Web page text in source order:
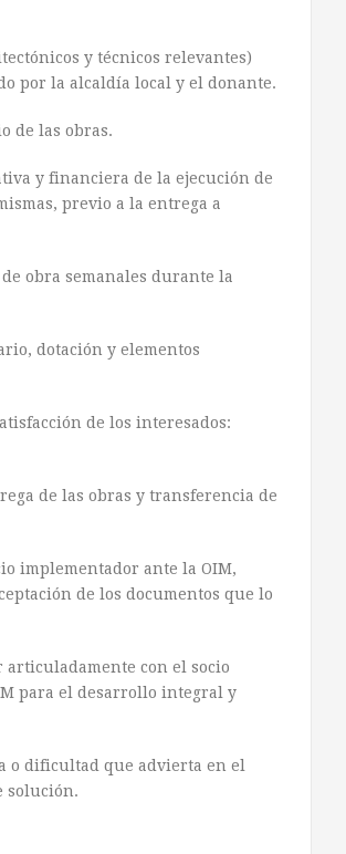
y técnicos relevantes)
por la alcaldía local y el donante.
de las obras.
y financiera de la ejecución de
previo a la entrega a
obra semanales durante la
dotación y elementos
de los interesados:
de las obras y transferencia de
implementador ante la OIM,
de los documentos que lo
con el socio
para el desarrollo integral y
dificultad que advierta en el
solución.